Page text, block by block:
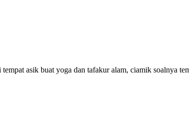
asik buat yoga dan tafakur alam, ciamik soalnya